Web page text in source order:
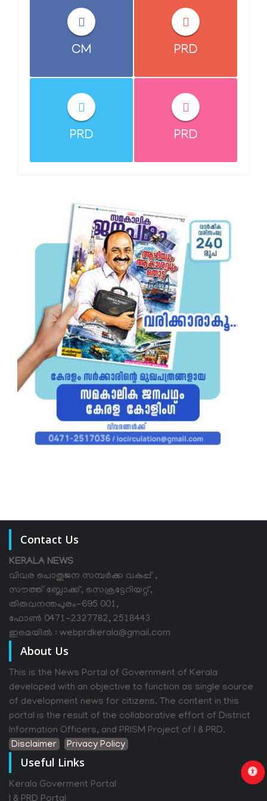
CM PRD
PRD PRD
Contact Us
KERALA NEWS
വിവര പൊതുജന സമ്പര്‍ക്ക വകുപ്പ് ,
സൗത്ത് ബ്ലോക്ക്, സെക്രട്ടേറിയറ്റ്,
തിരുവനന്തപുരം-695 001,
ഫോൺ 0471-2327782, 2518443
ഇമെയിൽ : webprdkerala@gmail.com
About Us
This is the News Portal of Government of Kerala
developed with an objective to function as single source
of development news for citizens. The content in this
portal is the result of the collaborative effort of District
Information Officers, and PRISM Project of I & PRD.
Disclaimer
Privacy Policy
Useful Links
Kerala Goverment Portal